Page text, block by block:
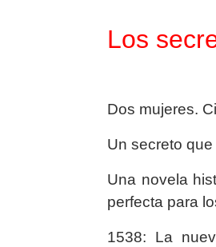
Los
Dos mujeres.
Un secreto
Una novela
perfecta para
1538: La